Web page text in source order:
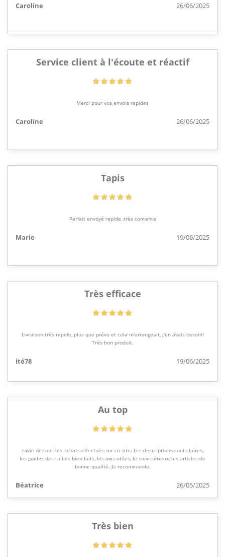
Caroline 26/06/2025
Service client à l'écoute et réactif
Merci pour vos envois rapides
Caroline 26/06/2025
Tapis
Parfait envoyé rapide ,très contente
Marie 19/06/2025
Très efficace
Livraison très rapide, plus que prévu et cela m'arrangeait, j'en avais besoin!
Très bon produit.
ité78 19/06/2025
Au top
ravie de tous les achats effectués sur ce site. Les descriptions sont claires,
les guides des tailles bien faits, les avis utiles, le suivi sérieux, les articles de
bonne qualité. Je recommande.
Béatrice 26/05/2025
Très bien